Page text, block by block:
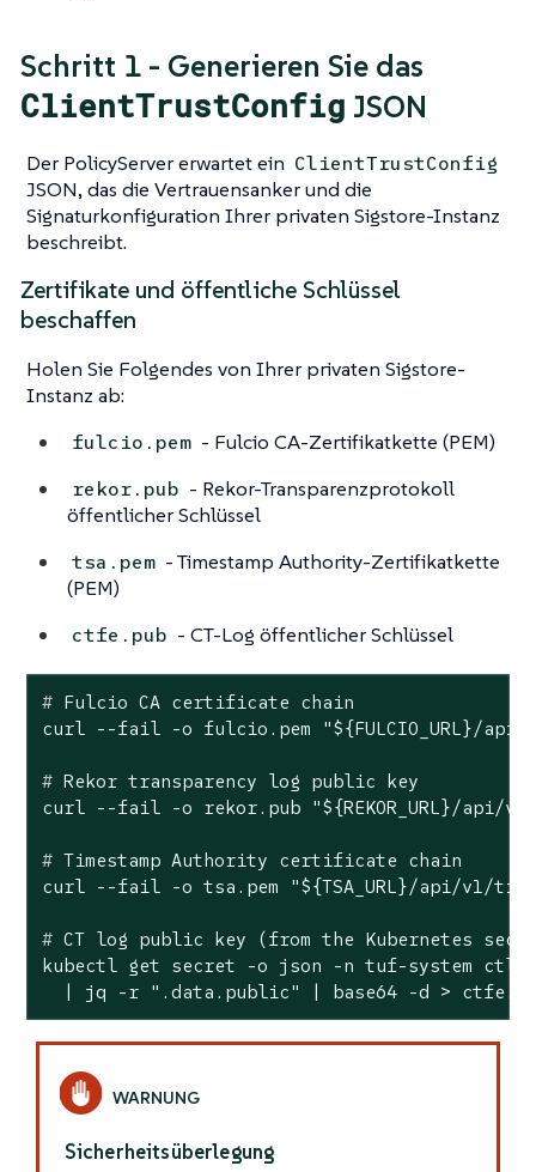
Schritt 1 - Generieren Sie das
ClientTrustConfig JSON
Der PolicyServer erwartet ein ClientTrustConfig
JSON, das die Vertrauensanker und die
Signaturkonfiguration Ihrer privaten Sigstore-Instanz
beschreibt.
Zertifikate und öffentliche Schlüssel
beschaffen
Holen Sie Folgendes von Ihrer privaten Sigstore-
Instanz ab:
fulcio.pem - Fulcio CA-Zertifikatkette (PEM)
rekor.pub - Rekor-Transparenzprotokoll
öffentlicher Schlüssel
tsa.pem - Timestamp Authority-Zertifikatkette
(PEM)
ctfe.pub - CT-Log öffentlicher Schlüssel
# Fulcio CA certificate chain
# Rekor transparency log public key
# Timestamp Authority certificate chain
# CT log public key (from the Kubernetes
kubectl get secret -o json -n tuf-system
| jq -r ".data.public" | base64 -d >
Sicherheitsüberlegung